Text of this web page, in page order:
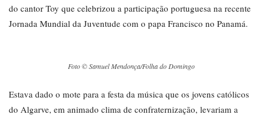
do cantor Toy que celebrizou a participação portuguesa na recente
Jornada Mundial da Juventude com o papa Francisco no Panamá.
Foto © Samuel Mendonça/Folha do Domingo
Estava dado o mote para a festa da música que os jovens católicos
do Algarve, em animado clima de confraternização, levariam a